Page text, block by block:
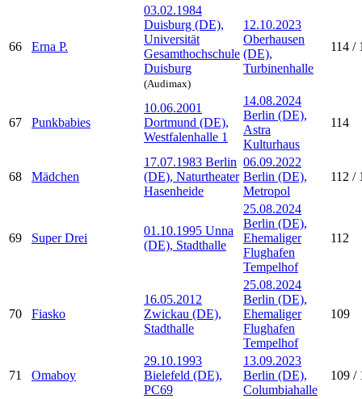
66 Erna P.
03.02.1984
Duisburg (DE),
Universität
Gesamthochschule
Duisburg
(Audimax)
12.10.2023
Oberhausen
(DE),
Turbinenhalle
114 /
67 Punkbabies
10.06.2001
Dortmund (DE),
Westfalenhalle 1
14.08.2024
Berlin (DE),
Astra
Kulturhaus
114
68 Mädchen
17.07.1983 Berlin
(DE), Naturtheater
Hasenheide
06.09.2022
Berlin (DE),
Metropol
112 /
69 Super Drei
01.10.1995 Unna
(DE), Stadthalle
25.08.2024
Berlin (DE),
Ehemaliger
Flughafen
Tempelhof
112
70 Fiasko
16.05.2012
Zwickau (DE),
Stadthalle
25.08.2024
Berlin (DE),
Ehemaliger
Flughafen
Tempelhof
109
71 Omaboy
29.10.1993
Bielefeld (DE),
PC69
13.09.2023
Berlin (DE),
Columbiahalle
109 /